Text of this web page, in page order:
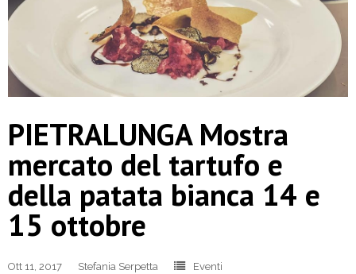
PIETRALUNGA Mostra
mercato del tartufo e
della patata bianca 14 e
15 ottobre
Ott 11, 2017 Stefania Serpetta
Eventi